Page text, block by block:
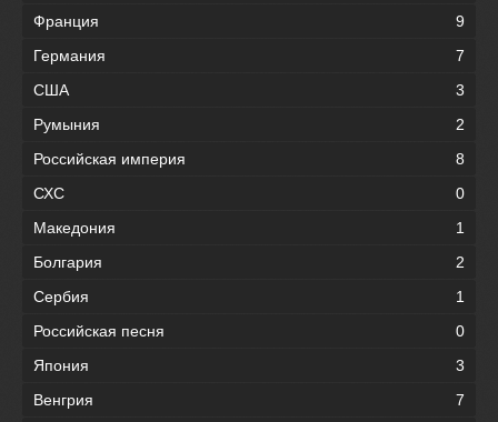
Франция
9
Германия
7
США
3
Румыния
2
Российская империя
8
СХС
0
Македония
1
Болгария
2
Сербия
1
Российская песня
0
Япония
3
Венгрия
7